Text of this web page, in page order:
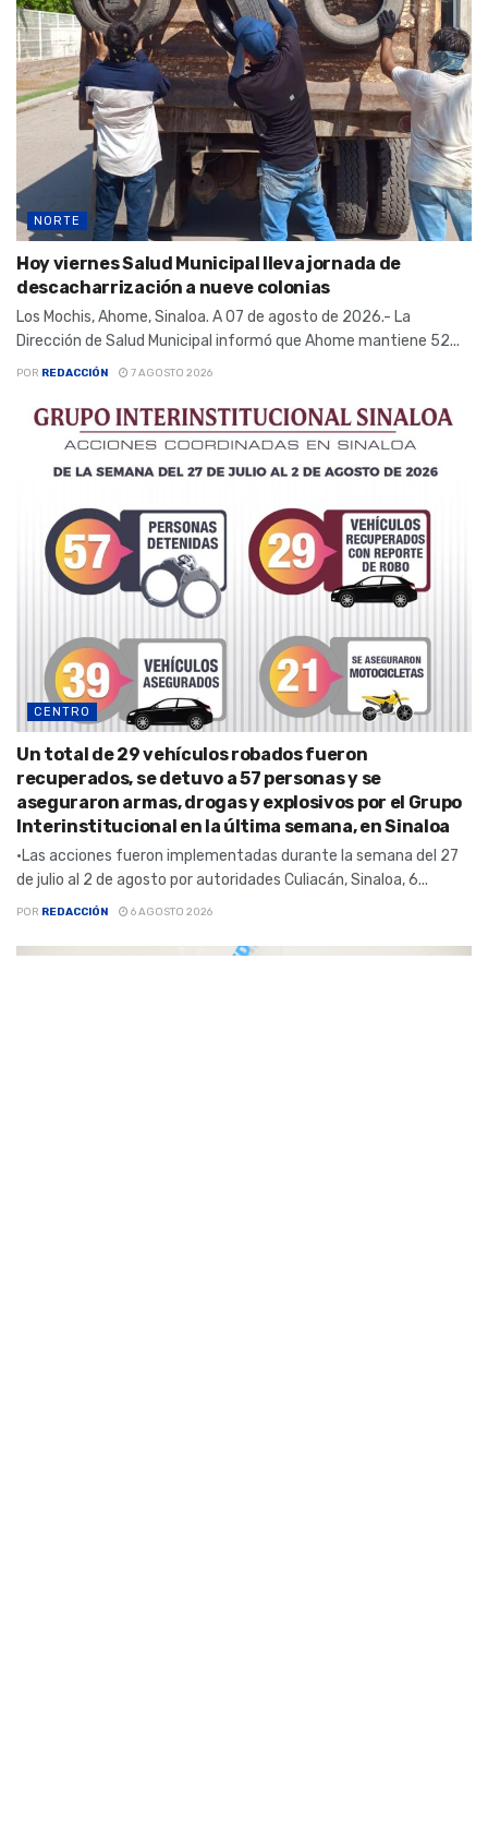
NORTE
Hoy viernes Salud Municipal lleva jornada de
descacharrización a nueve colonias
Los Mochis, Ahome, Sinaloa. A 07 de agosto de 2026.- La
Dirección de Salud Municipal informó que Ahome mantiene 52...
POR REDACCIÓN 7 AGOSTO 2026
CENTRO
Un total de 29 vehículos robados fueron
recuperados, se detuvo a 57 personas y se
aseguraron armas, drogas y explosivos por el Grupo
Interinstitucional en la última semana, en Sinaloa
•Las acciones fueron implementadas durante la semana del 27
de julio al 2 de agosto por autoridades Culiacán, Sinaloa, 6...
POR REDACCIÓN 6 AGOSTO 2026